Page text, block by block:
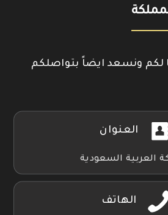
لكم ونسعد ايضاً بتواصلكم
العنوان
العربية السعودية
الهاتف